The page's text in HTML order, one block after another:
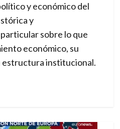
y económico del
y
sobre lo que
económico, su
estructura institucional.